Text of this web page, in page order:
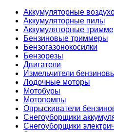
Аккумуляторные
Аккумуляторные пилы
Аккумуляторные
Бензиновые триммеры
Бензогазонокосилки
Бензорезы
Двигатели
Измельчители
Лодочные моторы
Мотобуры
Мотопомпы
Опрыскиватели
Снегоуборщики
Снегоуборщики